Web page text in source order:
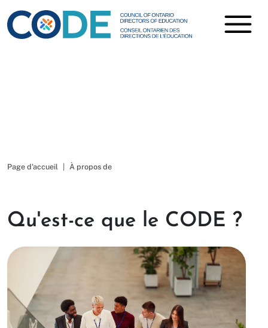
Page d'accueil À propos de
Qu'est-ce que le CODE ?